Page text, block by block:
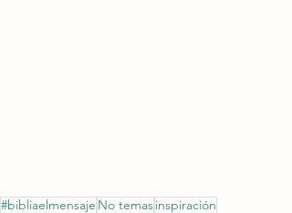
#bibliaelmensaje No temasinspiración